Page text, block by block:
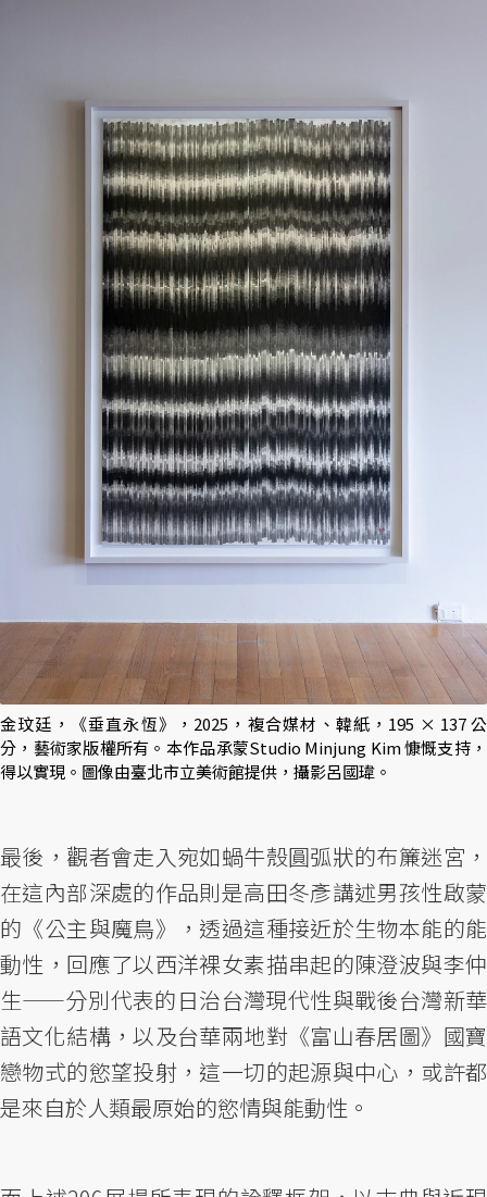
金玟廷，《垂直永恆》，2025，複合媒材、韓紙，195 × 137 公
分，藝術家版權所有。本作品承蒙Studio Minjung Kim 慷慨支持，
得以實現。圖像由臺北市立美術館提供，攝影呂國瑋。
最後，觀者會走入宛如蝸牛殼圓弧狀的布簾迷宮，
在這內部深處的作品則是高田冬彥講述男孩性啟蒙
的《公主與魔鳥》，透過這種接近於生物本能的能
動性，回應了以西洋裸女素描串起的陳澄波與李仲
生——分別代表的日治台灣現代性與戰後台灣新華
語文化結構，以及台華兩地對《富山春居圖》國寶
戀物式的慾望投射，這一切的起源與中心，或許都
是來自於人類最原始的慾情與能動性。